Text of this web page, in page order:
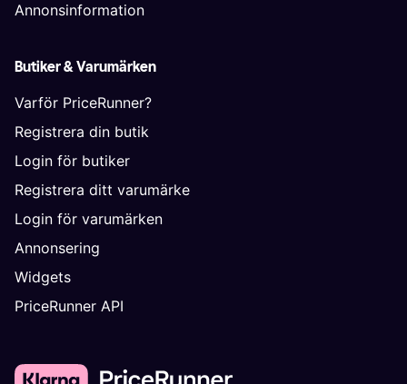
Annonsinformation
Butiker & Varumärken
Varför PriceRunner?
Registrera din butik
Login för butiker
Registrera ditt varumärke
Login för varumärken
Annonsering
Widgets
PriceRunner API